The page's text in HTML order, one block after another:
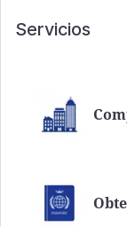
Servicios